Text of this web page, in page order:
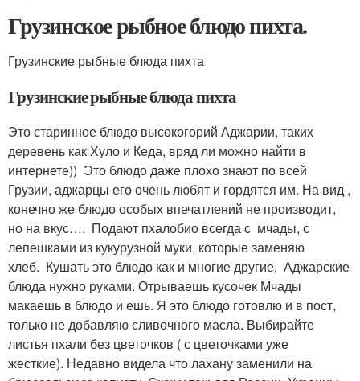
Грузинское рыбное блюдо пихта.
Грузинские рыбные блюда пихта
Грузинские рыбные блюда пихта
Это старинное блюдо высокогорий Аджарии, таких
деревень как Хуло и Кеда, вряд ли можно найти в
интернете)) Это блюдо даже плохо знают по всей
Грузии, аджарцы его очень любят и гордятся им. На вид ,
конечно же блюдо особых впечатлений не производит,
но на вкус…. Подают пхалобио всегда с мчады, с
лепешками из кукурузной муки, которые заменяю
хлеб. Кушать это блюдо как и многие другие, Аджарские
блюда нужно руками. Отрываешь кусочек Мчады
макаешь в блюдо и ешь. Я это блюдо готовлю и в пост,
только не добавляю сливочного масла. Выбирайте
листья пхали без цветочков ( с цветочками уже
жесткие). Недавно видела что лахану заменили на